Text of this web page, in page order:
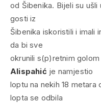
od Šibenika. Bijeli su
gosti iz
Šibenika iskoristili i imali
da bi sve
okrunili s(p)retnim
Alispahić je namjestio
loptu na nekih 18
lopta se odbila